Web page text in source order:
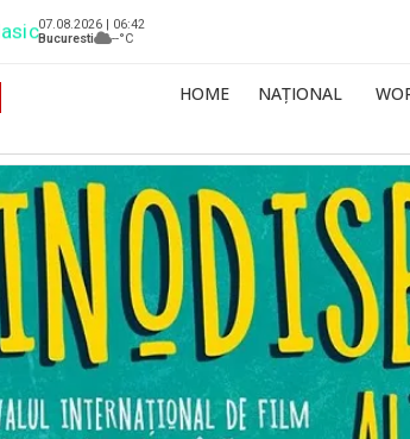
07.08.2026 | 06:42
Bucuresti
--°C
HOME NAȚIONAL